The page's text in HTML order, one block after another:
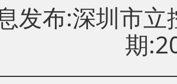
发布:深圳市
期